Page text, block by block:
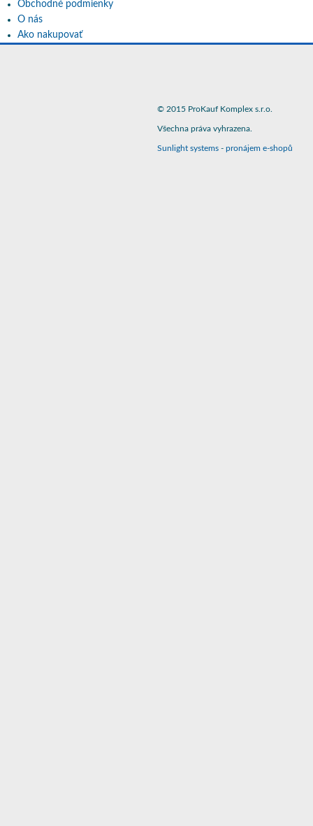
Obchodné podmienky
O nás
Ako nakupovať
© 2015 ProKauf Komplex s.r.o.
Všechna práva vyhrazena.
Sunlight systems - pronájem e-shopů